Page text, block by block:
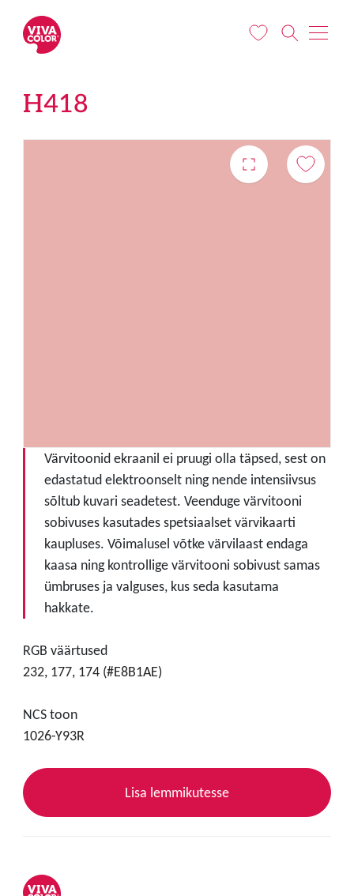
H418
Värvitoonid ekraanil ei pruugi olla täpsed, sest on
edastatud elektroonselt ning nende intensiivsus
sõltub kuvari seadetest. Veenduge värvitooni
sobivuses kasutades spetsiaalset värvikaarti
kaupluses. Võimalusel võtke värvilaast endaga
kaasa ning kontrollige värvitooni sobivust samas
ümbruses ja valguses, kus seda kasutama
hakkate.
RGB väärtused
232, 177, 174 (#E8B1AE)
NCS toon
1026-Y93R
Lisa lemmikutesse